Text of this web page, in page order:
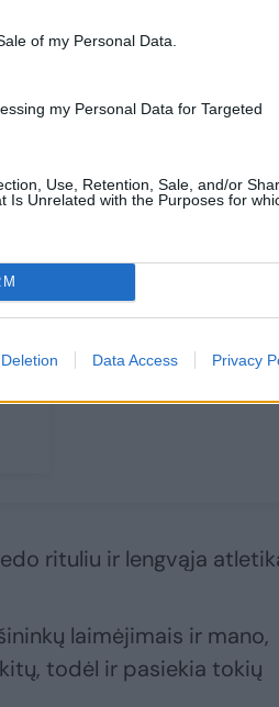
of my Personal Data.
my Personal Data for Targeted
Use, Retention, Sale, and/or
Is Unrelated with the Purposes for
Data Access Privacy
rituliu ir lengvąja
laimėjimais ir mano,
todėl ir pasiekia tokių